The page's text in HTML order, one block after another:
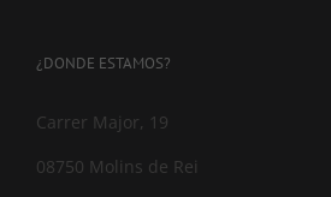
¿DONDE ESTAMOS?
Carrer Major, 19
08750 Molins de Rei